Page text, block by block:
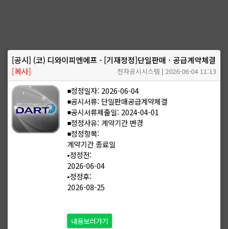
[공시] (코) 디와이피엔에프 - [기재정정]단일판매ㆍ공급계약체결
[복사]
전자공시시스템 | 2026-06-04 11:13
◾정정일자: 2026-06-04
◾공시서류: 단일판매공급계약체결
◾공시서류제출일: 2024-04-01
◾정정사유: 계약기간 변경
◾정정항목:
계약기간 종료일
▪️정정전:
2026-06-04
▪️정정후:
2026-08-25
내용보러가기